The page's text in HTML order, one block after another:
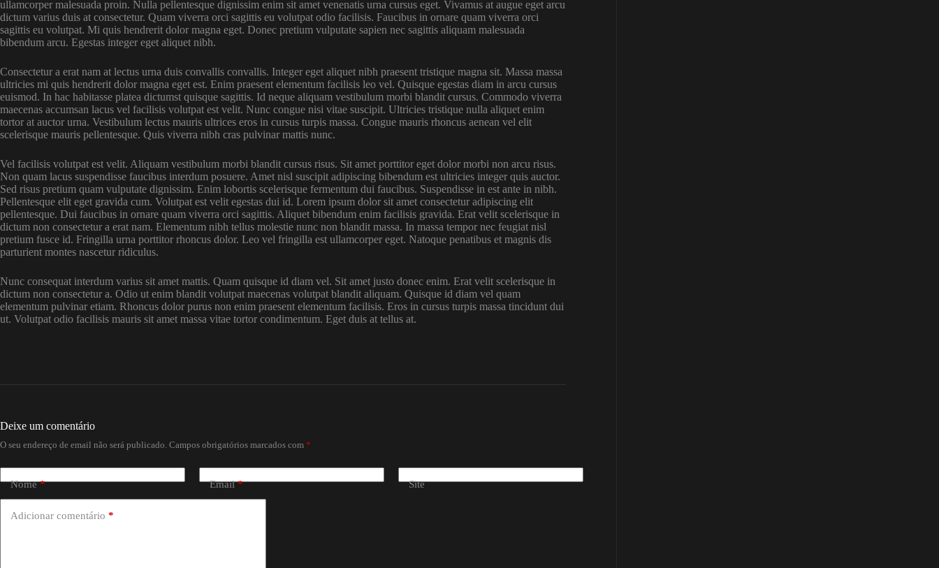
ullamcorper malesuada proin. Nulla pellentesque dignissim enim sit amet venenatis urna cursus eget. Vivamus at augue eget arcu
dictum varius duis at consectetur. Quam viverra orci sagittis eu volutpat odio facilisis. Faucibus in ornare quam viverra orci
sagittis eu volutpat. Mi quis hendrerit dolor magna eget. Donec pretium vulputate sapien nec sagittis aliquam malesuada
bibendum arcu. Egestas integer eget aliquet nibh.
Consectetur a erat nam at lectus urna duis convallis convallis. Integer eget aliquet nibh praesent tristique magna sit. Massa massa
ultricies mi quis hendrerit dolor magna eget est. Enim praesent elementum facilisis leo vel. Quisque egestas diam in arcu cursus
euismod. In hac habitasse platea dictumst quisque sagittis. Id neque aliquam vestibulum morbi blandit cursus. Commodo viverra
maecenas accumsan lacus vel facilisis volutpat est velit. Nunc congue nisi vitae suscipit. Ultricies tristique nulla aliquet enim
tortor at auctor urna. Vestibulum lectus mauris ultrices eros in cursus turpis massa. Congue mauris rhoncus aenean vel elit
scelerisque mauris pellentesque. Quis viverra nibh cras pulvinar mattis nunc.
Vel facilisis volutpat est velit. Aliquam vestibulum morbi blandit cursus risus. Sit amet porttitor eget dolor morbi non arcu risus.
Non quam lacus suspendisse faucibus interdum posuere. Amet nisl suscipit adipiscing bibendum est ultricies integer quis auctor.
Sed risus pretium quam vulputate dignissim. Enim lobortis scelerisque fermentum dui faucibus. Suspendisse in est ante in nibh.
Pellentesque elit eget gravida cum. Volutpat est velit egestas dui id. Lorem ipsum dolor sit amet consectetur adipiscing elit
pellentesque. Dui faucibus in ornare quam viverra orci sagittis. Aliquet bibendum enim facilisis gravida. Erat velit scelerisque in
dictum non consectetur a erat nam. Elementum nibh tellus molestie nunc non blandit massa. In massa tempor nec feugiat nisl
pretium fusce id. Fringilla urna porttitor rhoncus dolor. Leo vel fringilla est ullamcorper eget. Natoque penatibus et magnis dis
parturient montes nascetur ridiculus.
Nunc consequat interdum varius sit amet mattis. Quam quisque id diam vel. Sit amet justo donec enim. Erat velit scelerisque in
dictum non consectetur a. Odio ut enim blandit volutpat maecenas volutpat blandit aliquam. Quisque id diam vel quam
elementum pulvinar etiam. Rhoncus dolor purus non enim praesent elementum facilisis. Eros in cursus turpis massa tincidunt dui
ut. Volutpat odio facilisis mauris sit amet massa vitae tortor condimentum. Eget duis at tellus at.
Deixe um comentário
O seu endereço de email não será publicado. Campos obrigatórios marcados com *
Nome* Email* Site
Adicionar comentário *